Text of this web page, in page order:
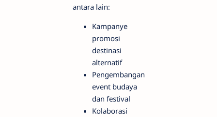
antara lain:
Kampanye
promosi
destinasi
alternatif
Pengembangan
event budaya
dan festival
Kolaborasi